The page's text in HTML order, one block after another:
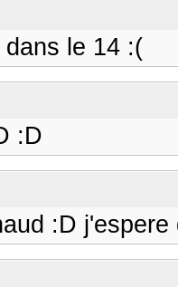
le 14 :(
:D
:D